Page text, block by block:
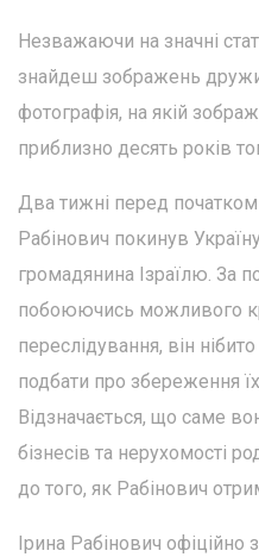
Незважаючи на значні
знайдеш зображень
фотографія, на якій
приблизно десять років
Два тижні перед
Рабінович покинув
громадянина Ізраїлю. За
побоюючись можливого
переслідування, він
подбати про збереження
Відзначається, що саме
бізнесів та нерухомості
до того, як Рабінович
Ірина Рабінович